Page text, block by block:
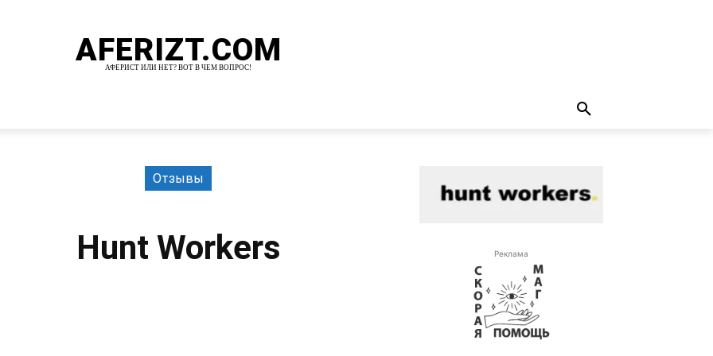
AFERIZT.COM
АФЕРИСТ ИЛИ НЕТ? ВОТ В ЧЕМ ВОПРОС!
Отзывы
Hunt Workers Реклама